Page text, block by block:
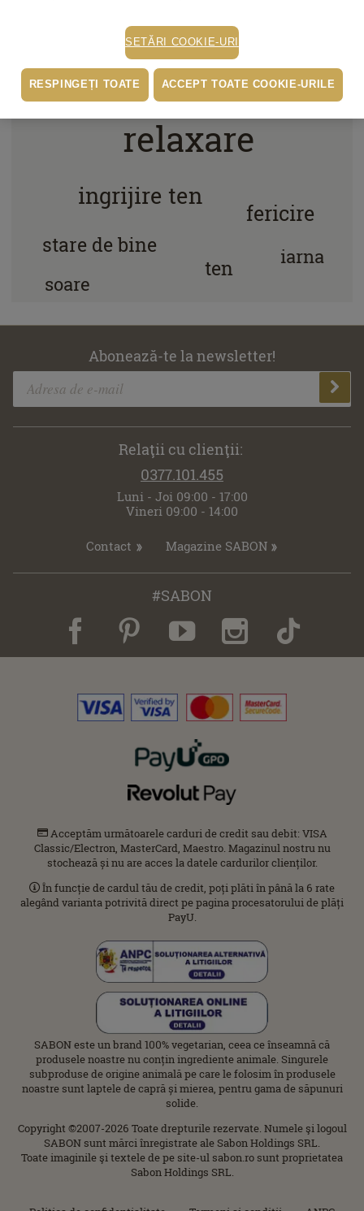
relaxare
exfoliere
ingrijire ten
scrub
fericire
stare de bine
ten
iarna
soare
Abonează-te la newsletter!
Relaţii cu clienţii:
0377.101.455
Luni - Joi 09:00 - 17:00
Vineri 09:00 - 14:00
Contact Magazine SABON
#SABON
Acceptăm următoarele carduri de credit sau debit: VISA
Classic/Electron, MasterCard, Maestro. Magazinul nostru nu
stochează și nu are acces la datele cardurilor clienților.
În funcție de cardul tău de credit, poți plăti în până la 6 rate
alegând varianta potrivită direct pe pagina procesatorului de plăți
PayU.
SABON este un brand 100% vegetarian, ceea ce înseamnă că
produsele noastre nu conțin ingrediente animale. Singurele
subproduse de origine animală pe care le folosim în produsele
noastre sunt laptele de capră și mierea, pentru gama de săpunuri
solide.
Copyright ©2007-2026 Toate drepturile rezervate. Numele şi logoul
SABON sunt mărci înregistrate ale Sabon Holdings SRL.
Toate imaginile şi textele de pe site-ul sabon.ro sunt proprietatea
Sabon Holdings SRL.
SETĂRI COOKIE-URI
RESPINGEȚI TOATE ACCEPT TOATE COOKIE-URILE